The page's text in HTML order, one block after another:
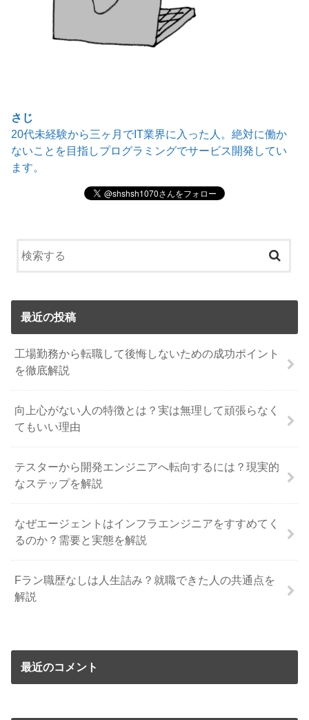
さじ
20代未経験から三ヶ月でIT業界に入った人。絶対に働か
ないことを目指しプログラミングでサービス開発してい
ます。
最近の投稿
工場勤務から転職して後悔しないための成功ポイント
を徹底解説
向上心がない人の特徴とは？実は無理して頑張らなく
てもいい理由
テスターから開発エンジニアへ転向するには？現実的
なステップを解説
なぜエージェントはインフラエンジニアをすすめてく
るのか？需要と実態を解説
Fラン職歴なしは人生詰み？就職できた人の共通点を
解説
最近のコメント